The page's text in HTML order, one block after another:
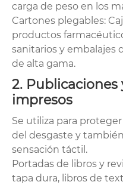
carga de peso en los
Cartones plegables:
productos
sanitarios y embalajes
de alta gama.
2. Publicaciones
impresos
Se utiliza para
del desgaste y
sensación táctil.
Portadas de libros y
tapa dura, libros de